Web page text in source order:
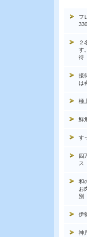
フ
２
す
待
接
は
極
鮮
す
四
ス
和
お
別
伊
神